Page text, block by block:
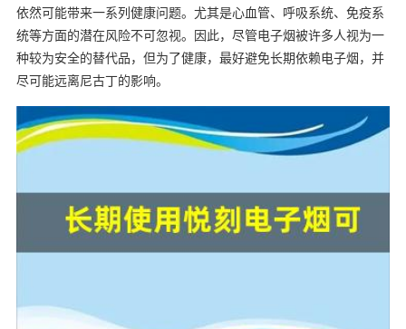
依然可能带来一系列健康问题。尤其是心血管、呼吸系统、免疫系
统等方面的潜在风险不可忽视。因此，尽管电子烟被许多人视为一
种较为安全的替代品，但为了健康，最好避免长期依赖电子烟，并
尽可能远离尼古丁的影响。